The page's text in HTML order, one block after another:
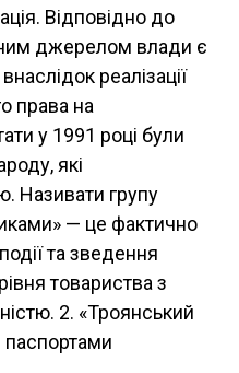
Відповідно до
джерелом влади є
реалізації
права на
у 1991 році були
які
Називати групу
— це фактично
та зведення
товариства з
2. «Троянський
паспортами